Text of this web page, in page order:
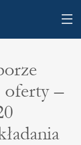
oferty –